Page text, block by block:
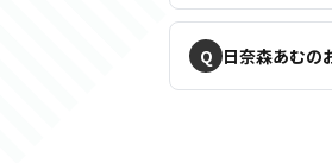
日奈森あむの